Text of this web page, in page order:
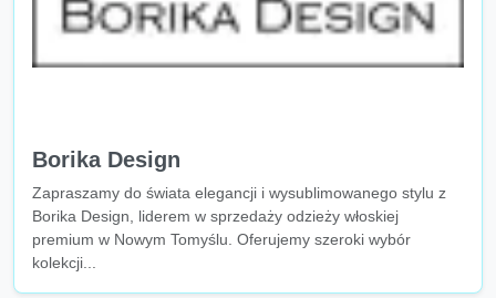
Borika Design
Zapraszamy do świata elegancji i wysublimowanego stylu z
Borika Design, liderem w sprzedaży odzieży włoskiej
premium w Nowym Tomyślu. Oferujemy szeroki wybór
kolekcji...